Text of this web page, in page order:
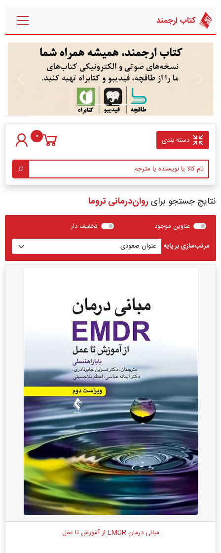
کتاب ارجمند
بعدی
دسته بندی 0
نتایج جستجو برای روان‌درمانی تروما
عناوین موجود
تخفیف دار
مرتب‌سازی بر پایه
مبانی درمان EMDR از آموزش تا عمل